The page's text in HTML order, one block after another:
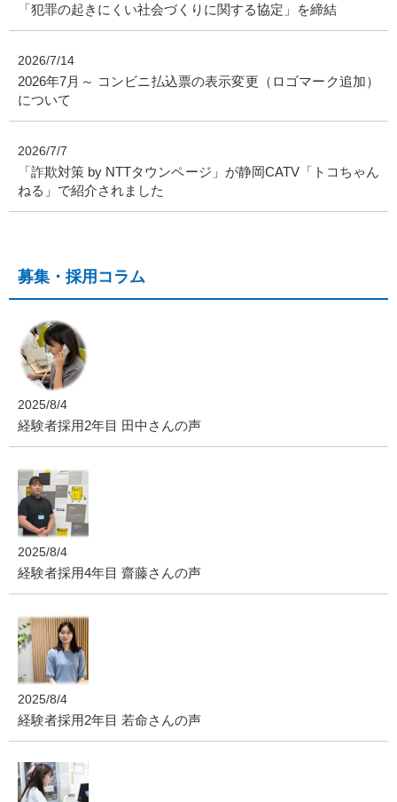
「犯罪の起きにくい社会づくりに関する協定」を締結
2026/7/14
2026年7月～ コンビニ払込票の表示変更（ロゴマーク追加）
について
2026/7/7
「詐欺対策 by NTTタウンページ」が静岡CATV「トコちゃん
ねる」で紹介されました
募集・採用コラム
2025/8/4
経験者採用2年目 田中さんの声
2025/8/4
経験者採用4年目 齋藤さんの声
2025/8/4
経験者採用2年目 若命さんの声